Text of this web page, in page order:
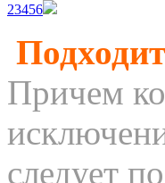
23456
Причем
следует